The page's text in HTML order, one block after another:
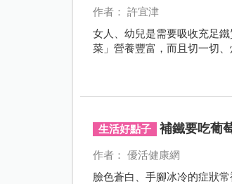
作者： 許宜津
女人、幼兒是需要吸收充足
菜」營養豐富，而且切一切
生活好點子 補鐵要吃葡
作者： 優活健康網
臉色蒼白、手腳冰冷的症狀